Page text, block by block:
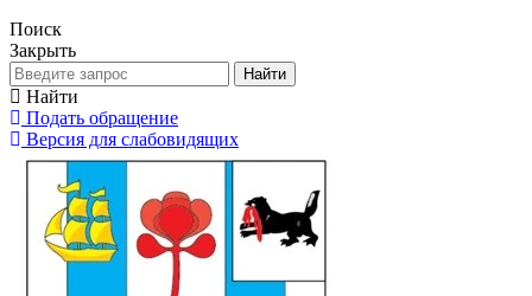
Поиск
Закрыть
Найти
Найти
Подать обращение
Версия для слабовидящих